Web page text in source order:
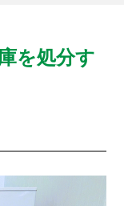
を処分す